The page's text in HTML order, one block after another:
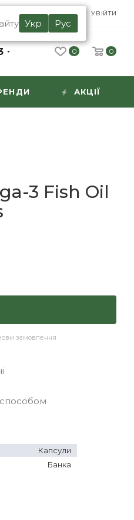
RU
Укр Рус
УВІЙТИ
0 0
АКЦІЇ
3 Fish Oil
замовлення
Капсули
Банка